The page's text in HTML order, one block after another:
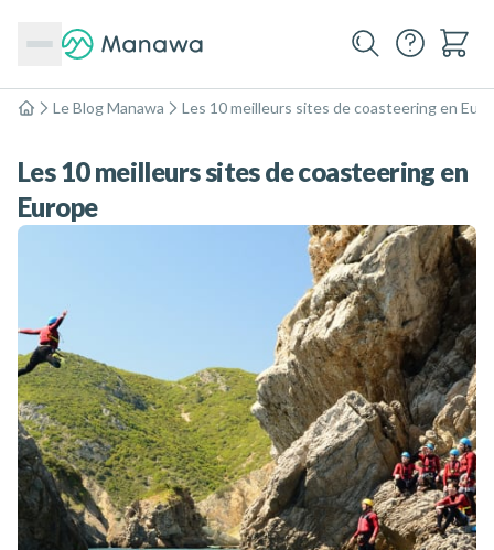
Accueil
Le Blog Manawa Les 10 meilleurs sites de coasteering en
Les 10 meilleurs sites de coasteering en
Europe